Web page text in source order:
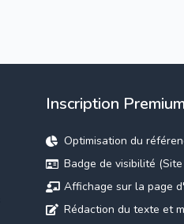
Inscription Premium
Optimisation du
Badge de visibilité (Site
Affichage sur la page
Rédaction du texte et